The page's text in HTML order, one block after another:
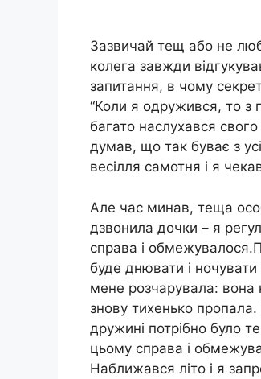
Зазвичай тещ або не
колега завжди
запитання, в чому
“Коли я одружився, то
багато наслухався свого
думав, що так буває з
весілля самотня і я
Але час минав, теща
дзвонила дочки – я
справа і
буде днювати і
мене розчарувала: вона
знову тихенько
дружині потрібно було
цьому справа і
Наближався літо і я